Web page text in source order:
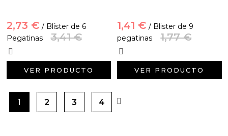
2,73 € / Blíster de 6
Pegatinas
3,41 €
VER PRODUCTO
1,41 € / Blister de 9
pegatinas
1,77 €
VER PRODUCTO
1 2 3 4